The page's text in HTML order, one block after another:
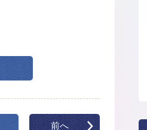
前へ